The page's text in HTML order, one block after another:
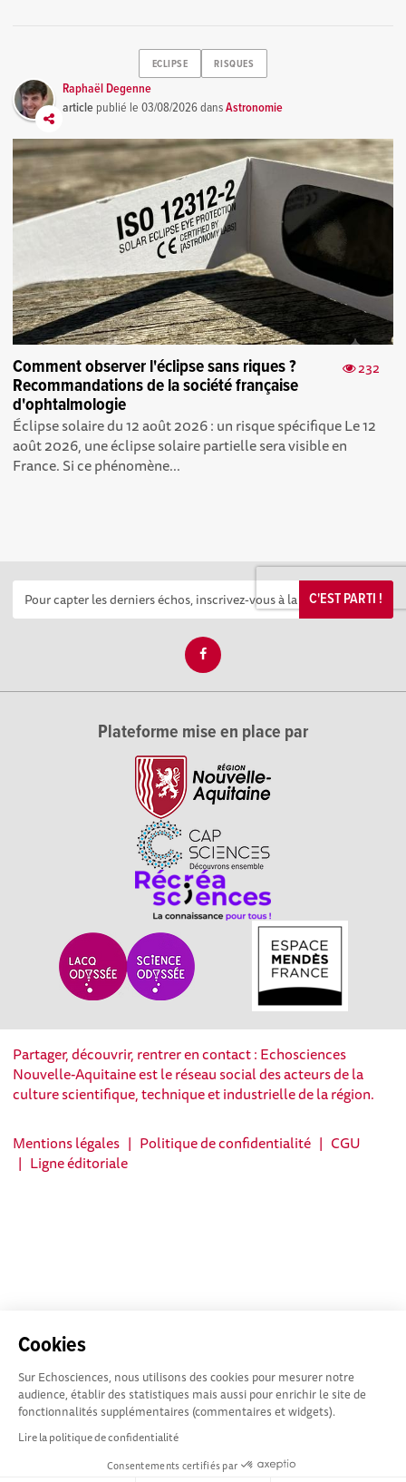
Cookies
Sur Echosciences, nous utilisons des cookies pour mesurer notre
audience, établir des statistiques mais aussi pour enrichir le site de
fonctionnalités supplémentaires (commentaires et widgets).
Lire la politique de confidentialité
Consentements certifiés par
ECLIPSE RISQUES
Raphaël Degenne
article publié le03/08/2026dansAstronomie
232
Comment observer l'éclipse sans riques ?
Recommandations de la société française
d'ophtalmologie
Éclipse solaire du 12 août 2026 : un risque spécifique Le 12
août 2026, une éclipse solaire partielle sera visible en
France. Si ce phénomène...
C'EST PARTI !
Plateforme mise en place par
Partager, découvrir, rentrer en contact : Echosciences
Nouvelle-Aquitaine est le réseau social des acteurs de la
culture scientifique, technique et industrielle de la région.
Mentions légales | Politique de confidentialité | CGU
| Ligne éditoriale